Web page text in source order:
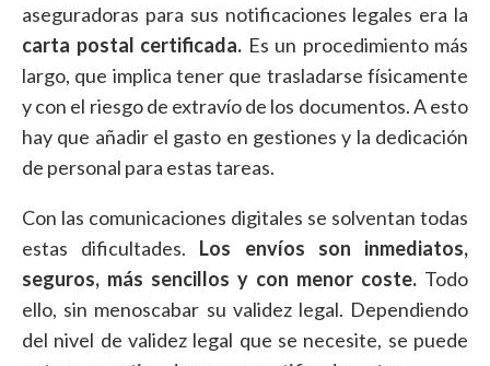
aseguradoras para sus notificaciones legales era la
carta postal certificada. Es un procedimiento más
largo, que implica tener que trasladarse físicamente
y con el riesgo de extravío de los documentos. A esto
hay que añadir el gasto en gestiones y la dedicación
de personal para estas tareas.
Con las comunicaciones digitales se solventan todas
estas dificultades. Los envíos son inmediatos,
seguros, más sencillos y con menor coste. Todo
ello, sin menoscabar su validez legal. Dependiendo
del nivel de validez legal que se necesite, se puede